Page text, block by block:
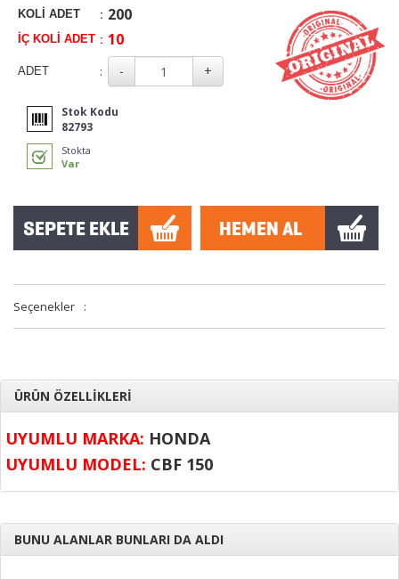
KOLİ ADET : 200
İÇ KOLİ ADET : 10
ADET :
Stok Kodu
82793
Stokta
Var
Seçenekler :
ÜRÜN ÖZELLİKLERİ
UYUMLU MARKA: HONDA
UYUMLU MODEL: CBF 150
BUNU ALANLAR BUNLARI DA ALDI